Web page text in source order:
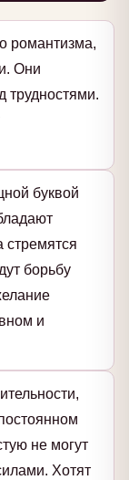
романтизма,
Они
трудностями.
буквой
стремятся
борьбу
и
не могут
Хотят